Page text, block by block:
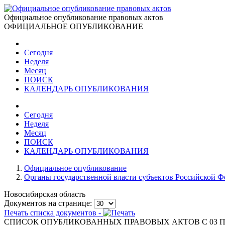
Официальное опубликование правовых актов
ОФИЦИАЛЬНОЕ ОПУБЛИКОВАНИЕ
Сегодня
Неделя
Месяц
ПОИСК
КАЛЕНДАРЬ ОПУБЛИКОВАНИЯ
Сегодня
Неделя
Месяц
ПОИСК
КАЛЕНДАРЬ ОПУБЛИКОВАНИЯ
Официальное опубликование
Органы государственной власти субъектов Российской
Новосибирская область
Документов на странице:
Печать списка документов -
СПИСОК ОПУБЛИКОВАННЫХ ПРАВОВЫХ АКТОВ С 03